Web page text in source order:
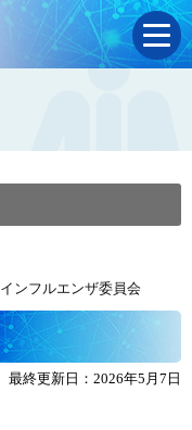
インフルエンザ委員会
最終更新日：2026年5月7日